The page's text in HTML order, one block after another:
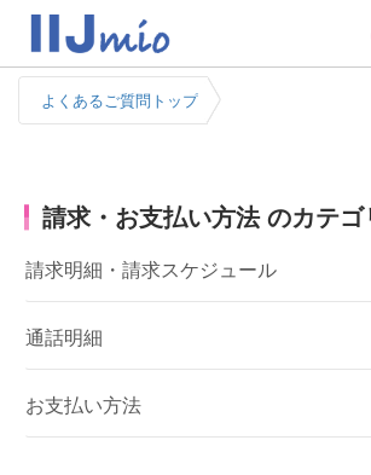
請求・お支払い方法 のカテゴ
請求明細・請求スケジュール
通話明細
お支払い方法
よくあるご質問トップ